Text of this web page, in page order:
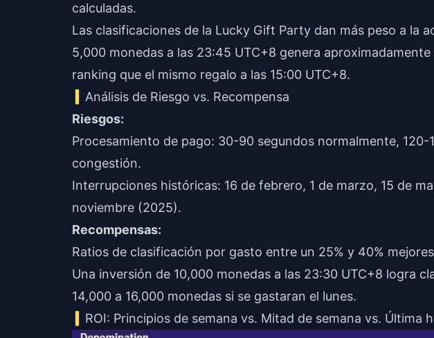
calculadas.
Las clasificaciones de la Lucky Gift Party dan más peso a la
5,000 monedas a las 23:45 UTC+8 genera
ranking que el mismo regalo a las 15:00 UTC+8.
Análisis de Riesgo vs. Recompensa
Riesgos:
Procesamiento de pago: 30-90 segundos normalmente,
congestión.
Interrupciones históricas: 16 de febrero, 1 de marzo, 15 de
noviembre (2025).
Recompensas:
Ratios de clasificación por gasto entre un 25% y 40%
Una inversión de 10,000 monedas a las 23:30 UTC+8 logra
14,000 a 16,000 monedas si se gastaran el lunes.
ROI: Principios de semana vs. Mitad de semana vs. Última